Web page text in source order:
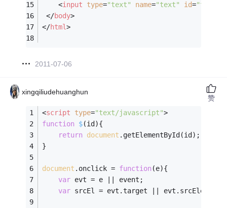
<input type="text" name="text" id="text"
</body>
</html>
2011-07-06
xingqiliudehuanghun
<script type="text/javascript">
function $(id){
return document .getElementById(id);
}
document .onclick = function(e){
var evt = e || event;
var srcEl = evt.target || evt.srcElement;
赞